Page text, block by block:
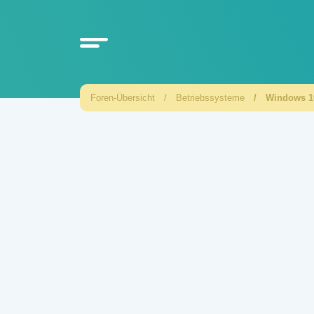
Foren-Übersicht Betriebssysteme Windows